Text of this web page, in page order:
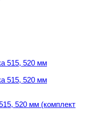
520 мм (комплект 2
520 мм (комплект